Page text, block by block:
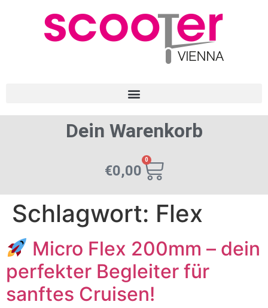
Dein Warenkorb
€0,00
0
Schlagwort: Flex
Micro Flex 200mm – dein
perfekter Begleiter für
sanftes Cruisen!